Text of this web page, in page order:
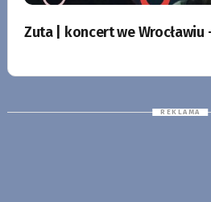
Zuta | koncert we Wrocławiu